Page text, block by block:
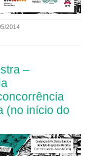
2014
–
(no início do